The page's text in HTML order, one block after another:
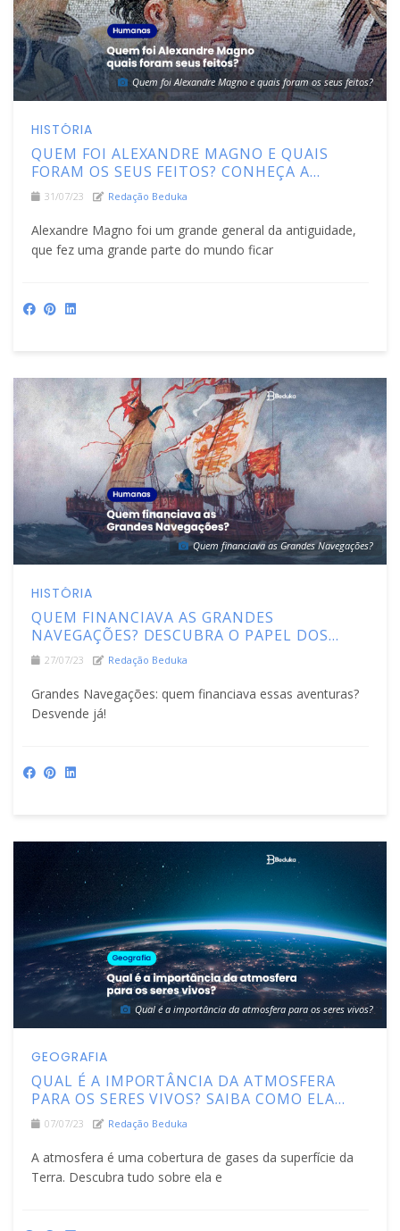
Quem foi Alexandre Magno e quais foram os seus feitos?
HISTÓRIA
QUEM FOI ALEXANDRE MAGNO E QUAIS
FORAM OS SEUS FEITOS? CONHEÇA A
HISTÓRIA DO MAIOR CONQUISTADOR DE
TODOS OS TEMPOS
31/07/23 Redação Beduka
Alexandre Magno foi um grande general da antiguidade,
que fez uma grande parte do mundo ficar
Quem financiava as Grandes Navegações?
HISTÓRIA
QUEM FINANCIAVA AS GRANDES
NAVEGAÇÕES? DESCUBRA O PAPEL DOS
COMERCIANTES NA EXPANSÃO MARÍTIMA
EUROPEIA
27/07/23 Redação Beduka
Grandes Navegações: quem financiava essas aventuras?
Desvende já!
Qual é a importância da atmosfera para os seres vivos?
GEOGRAFIA
QUAL É A IMPORTÂNCIA DA ATMOSFERA
PARA OS SERES VIVOS? SAIBA COMO ELA
POSSIBILITA A VIDA NA TERRA
07/07/23 Redação Beduka
A atmosfera é uma cobertura de gases da superfície da
Terra. Descubra tudo sobre ela e